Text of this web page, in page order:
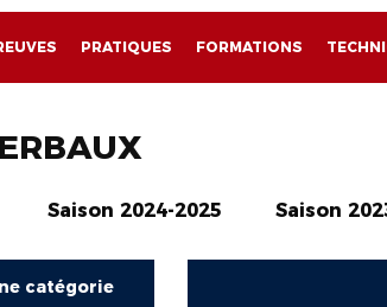
PRATIQUES FORMATIONS
Saison 2024-2025 Saison
catégorie